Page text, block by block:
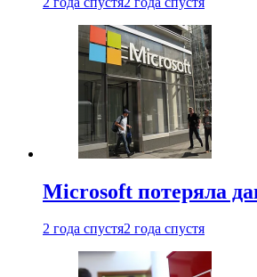
Microsoft потеряла
2 года спустя2 года спустя